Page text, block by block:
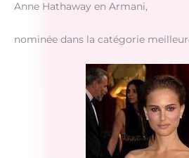
Anne Hathaway en Armani,
nominée dans la catégorie